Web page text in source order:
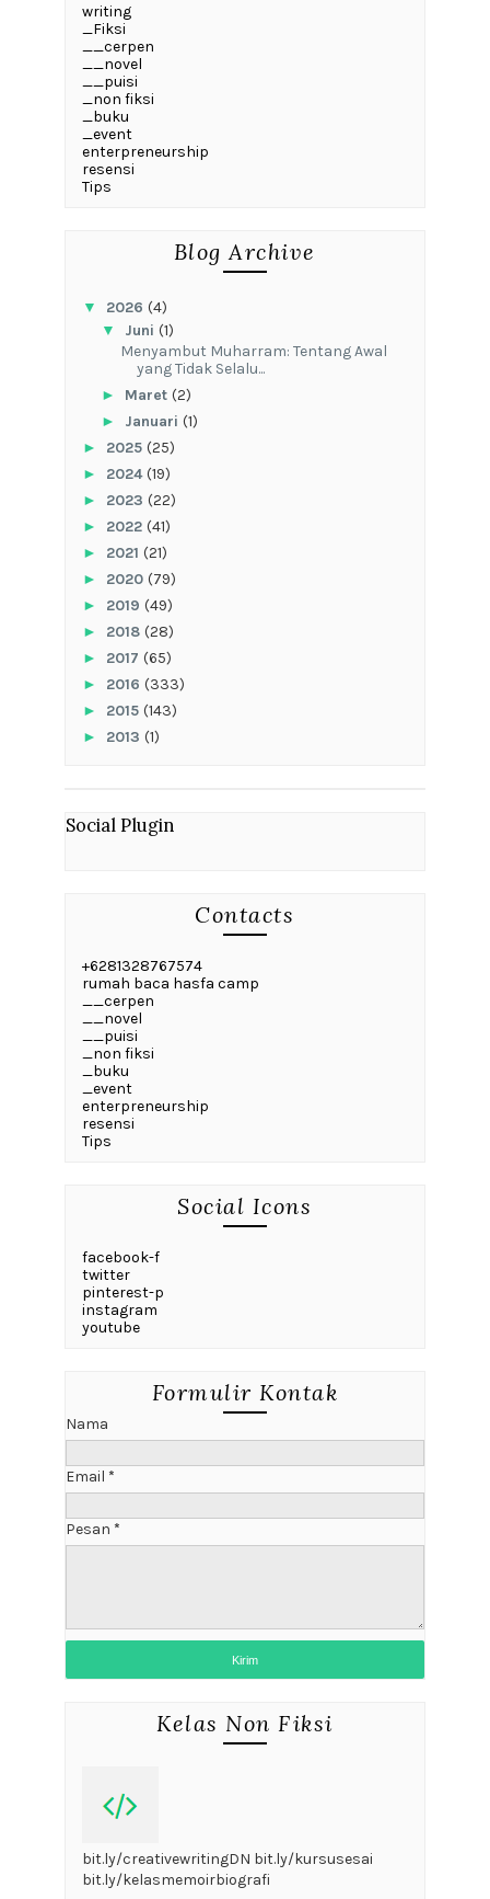
writing
_Fiksi
__cerpen
__novel
__puisi
_non fiksi
_buku
_event
enterpreneurship
resensi
Tips
Blog Archive
▼ 2026 (4)
▼ Juni (1)
Menyambut Muharram: Tentang Awal
yang Tidak Selalu...
► Maret (2)
► Januari (1)
► 2025 (25)
► 2024(19)
► 2023 (22)
► 2022 (41)
► 2021 (21)
► 2020 (79)
► 2019 (49)
► 2018 (28)
► 2017 (65)
► 2016 (333)
► 2015 (143)
► 2013 (1)
Social Plugin
Contacts
+6281328767574
rumah baca hasfa camp
__cerpen
__novel
__puisi
_non fiksi
_buku
_event
enterpreneurship
resensi
Tips
Social Icons
facebook-f
twitter
pinterest-p
instagram
youtube
Formulir Kontak
Nama
Email *
Pesan *
Kelas Non Fiksi
bit.ly/creativewritingDN bit.ly/kursusesai
bit.ly/kelasmemoirbiografi